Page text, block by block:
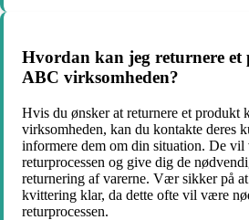
Hvordan kan jeg returnere
ABC virksomheden?
Hvis du ønsker at returnere et produkt
virksomheden, kan du kontakte deres
informere dem om din situation. De vil
returprocessen og give dig de
returnering af varerne. Vær sikker på
kvittering klar, da dette ofte vil være
returprocessen.